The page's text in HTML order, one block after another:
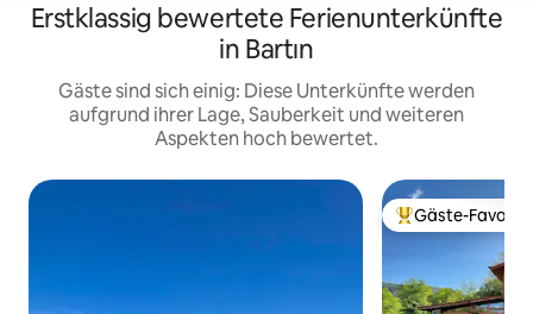
Erstklassig bewertete Ferienunterkünfte
in Bartın
Gäste sind sich einig: Diese Unterkünfte werden
aufgrund ihrer Lage, Sauberkeit und weiteren
Aspekten hoch bewertet.
Beliebter Gäste-
Gäste-Favorit